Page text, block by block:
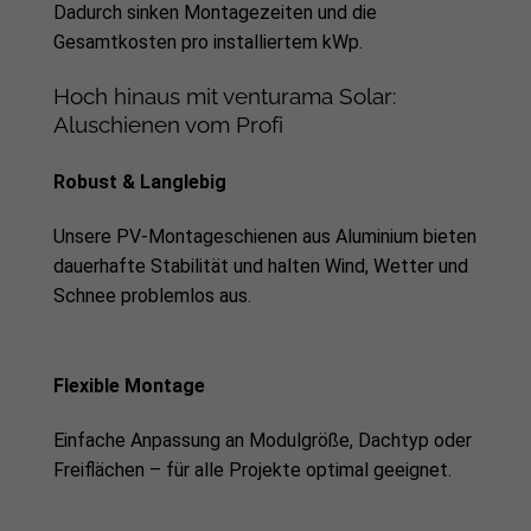
Dadurch sinken Montagezeiten und die
Gesamtkosten pro installiertem kWp.
Hoch hinaus mit venturama Solar:
Aluschienen vom Profi
Robust & Langlebig
Unsere PV-Montageschienen aus Aluminium bieten
dauerhafte Stabilität und halten Wind, Wetter und
Schnee problemlos aus.
Flexible Montage
Einfache Anpassung an Modulgröße, Dachtyp oder
Freiflächen – für alle Projekte optimal geeignet.